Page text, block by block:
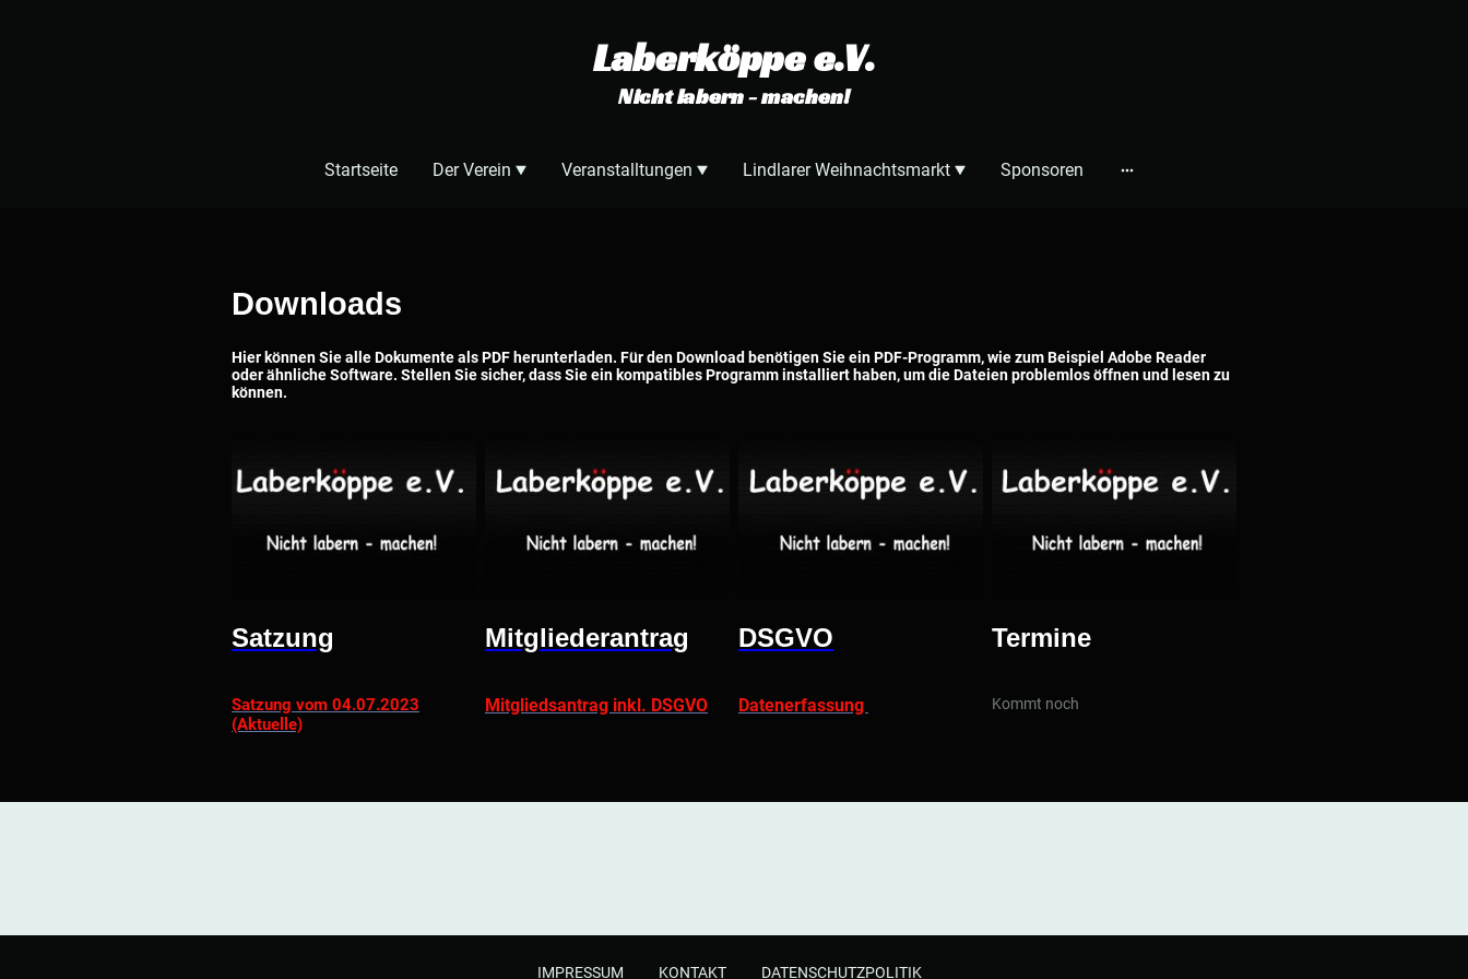
Laberköppe e.V.
Nicht labern - machen!
Startseite Der Verein Veranstalltungen Lindlarer Weihnachtsmarkt Sponsoren
Downloads
Hier können Sie alle Dokumente als PDF herunterladen. Für den Download benötigen Sie ein PDF-Programm, wie zum Beispiel Adobe Reader
oder ähnliche Software. Stellen Sie sicher, dass Sie ein kompatibles Programm installiert haben, um die Dateien problemlos öffnen und lesen zu
können.
Satzung
Satzung vom 04.07.2023
(Aktuelle)
Mitgliederantrag
Mitgliedsantrag inkl. DSGVO
DSGVO
Datenerfassung
Termine
Kommt noch
IMPRESSUM KONTAKT DATENSCHUTZPOLITIK